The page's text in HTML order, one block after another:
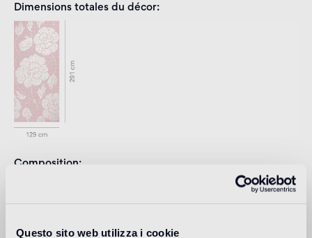
Questo sito web utilizza i cookie
Dimensions totales du décor
Composition